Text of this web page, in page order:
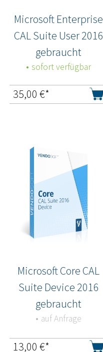
Microsoft Enterprise
CAL Suite User 2016
gebraucht
sofort verfügbar
35,00 €*
Microsoft Core CAL
Suite Device 2016
gebraucht
auf Anfrage
13,00 €*